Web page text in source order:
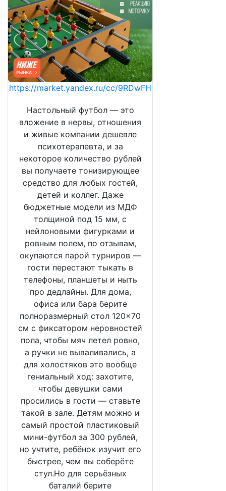
https://market.yandex.ru/cc/9RDwFH
Настольный футбол — это
вложение в нервы, отношения
и живые компании дешевле
психотерапевта, и за
некоторое количество рублей
вы получаете тонизирующее
средство для любых гостей,
детей и коллег. Даже
бюджетные модели из МДФ
толщиной под 15 мм, с
нейлоновыми фигурками и
ровным полем, по отзывам,
окупаются парой турниров —
гости перестают тыкать в
телефоны, планшеты и ныть
про дедлайны. Для дома,
офиса или бара берите
полноразмерный стол 120×70
см с фиксатором неровностей
пола, чтобы мяч летел ровно,
а ручки не вываливались, а
для холостяков это вообще
гениальный ход: захотите,
чтобы девушки сами
просились в гости — ставьте
такой в зале. Детям можно и
самый простой пластиковый
мини-футбол за 300 рублей,
но учтите, ребёнок изучит его
быстрее, чем вы соберёте
стул.Но для серьёзных
баталий берите